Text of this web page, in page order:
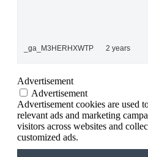
_ga_M3HERHXWTP 2 years
Advertisement
Advertisement
Advertisement cookies are used
relevant ads and marketing
visitors across websites and
customized ads.